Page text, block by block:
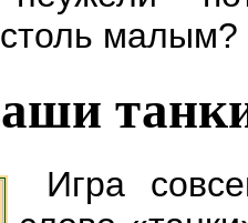
малым?
Игра